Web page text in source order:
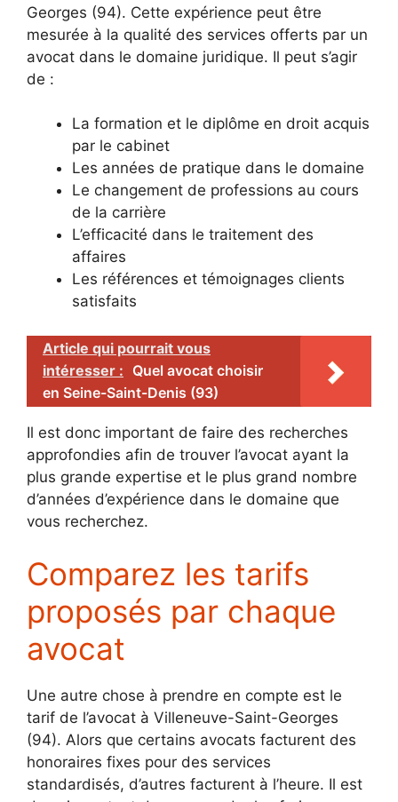
Georges (94). Cette expérience peut être
mesurée à la qualité des services offerts par un
avocat dans le domaine juridique. Il peut s’agir
de :
La formation et le diplôme en droit acquis
par le cabinet
Les années de pratique dans le domaine
Le changement de professions au cours
de la carrière
L’efficacité dans le traitement des
affaires
Les références et témoignages clients
satisfaits
Article qui pourrait vous
intéresser : Quel avocat choisir
en Seine-Saint-Denis (93)
Il est donc important de faire des recherches
approfondies afin de trouver l’avocat ayant la
plus grande expertise et le plus grand nombre
d’années d’expérience dans le domaine que
vous recherchez.
Comparez les tarifs
proposés par chaque
avocat
Une autre chose à prendre en compte est le
tarif de l’avocat à Villeneuve-Saint-Georges
(94). Alors que certains avocats facturent des
honoraires fixes pour des services
standardisés, d’autres facturent à l’heure. Il est